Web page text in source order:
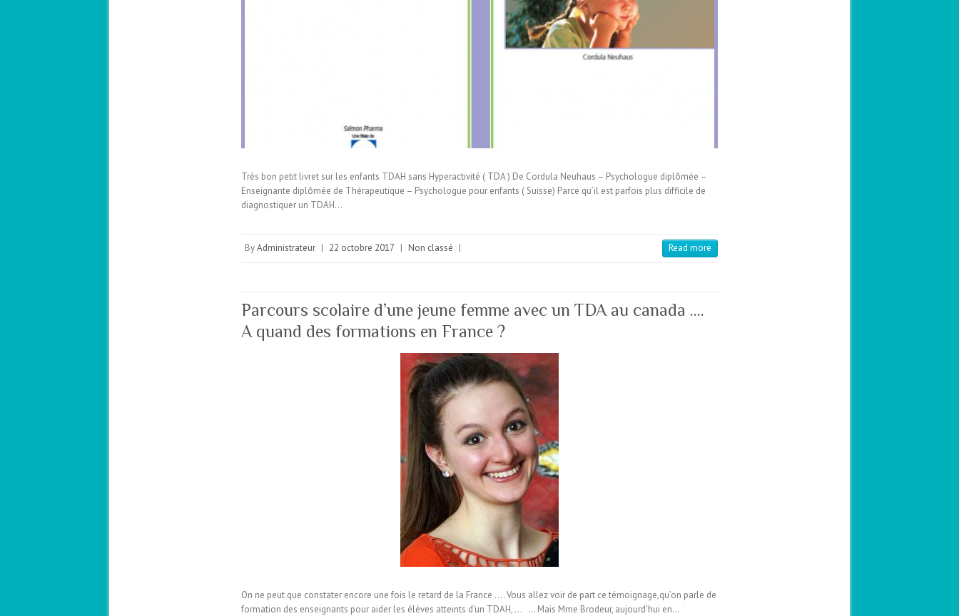
Très bon petit livret sur les enfants TDAH sans Hyperactivité ( TDA ) De Cordula Neuhaus – Psychologue diplômée –
Enseignante diplômée de Thérapeutique – Psychologue pour enfants ( Suisse) Parce qu’il est parfois plus difficile de
diagnostiquer un TDAH…
ByAdministrateur | 22 octobre 2017 | Non classé | Read more
Parcours scolaire d’une jeune femme avec un TDA au canada ….
A quand des formations en France ?
On ne peut que constater encore une fois le retard de la France …. Vous allez voir de part ce témoignage,qu’on parle de
formation des enseignants pour aider les élèves atteints d’un TDAH, … … Mais Mme Brodeur, aujourd’hui en…